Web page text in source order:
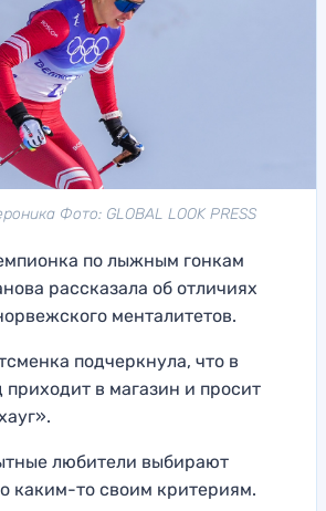
Фото: GLOBAL LOOK PRESS
по лыжным гонкам
рассказала об отличиях
менталитетов.
подчеркнула, что в
в магазин и просит
любители выбирают
каким-то своим критериям.